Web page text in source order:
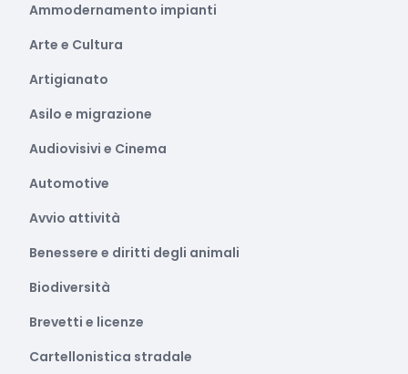
Ammodernamento impianti
Arte e Cultura
Artigianato
Asilo e migrazione
Audiovisivi e Cinema
Automotive
Avvio attività
Benessere e diritti degli animali
Biodiversità
Brevetti e licenze
Cartellonistica stradale